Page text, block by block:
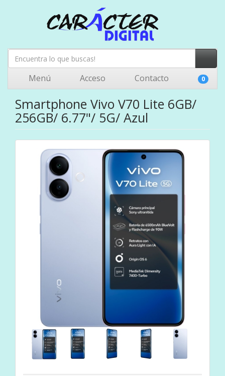
Menú Acceso Contacto 0
Smartphone Vivo V70 Lite 6GB/
256GB/ 6.77"/ 5G/ Azul